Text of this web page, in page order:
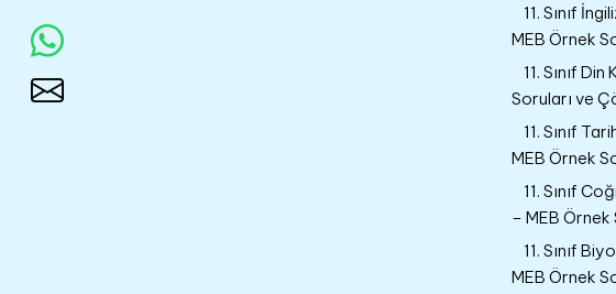
11. Sınıf
MEB Örnek
11. Sınıf
Soruları ve
11. Sınıf
MEB Örnek
11. Sınıf
– MEB Örnek
11. Sınıf
MEB Örnek